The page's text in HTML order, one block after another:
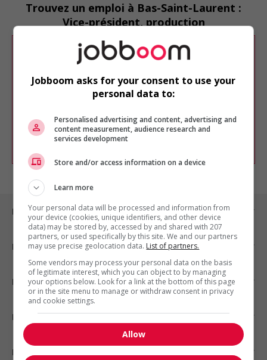
Trouvez un emploi à Bas-Saint-Laurent :
Vice-président, production
Désolé, cette recherche n'a produit aucun
résultat.
Veuillez faire une nouvelle recherche.
Vous pouvez en tout temps utiliser nos
chercher un poste selon votre profil
d'intérêt en emploi en vousinscrivant
comme membre Jobboom.
Emplois par ville
Emplois par secteur
Emplois par statut
Emplois par type
Nos suggestions
Jobboom asks for your consent to use your
personal data to:
Personalised advertising and content, advertising and
content measurement, audience research and
services development
Store and/or access information on a device
Learn more
Your personal data will be processed and information from
your device (cookies, unique identifiers, and other device
data) may be stored by, accessed by and shared with 207
partners, or used specifically by this site. We and our partners
may use precise geolocation data. List of partners.
Some vendors may process your personal data on the basis
of legitimate interest, which you can object to by managing
your options below. Look for a link at the bottom of this page
or in the site menu to manage or withdraw consent in privacy
and cookie settings.
Allow